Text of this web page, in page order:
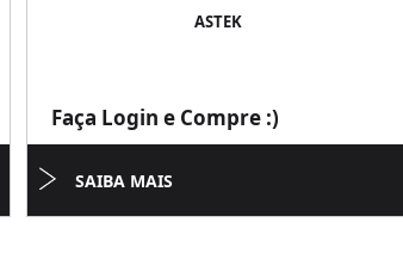
ASTEK
Faça Login e Compre :)
SAIBA MAIS